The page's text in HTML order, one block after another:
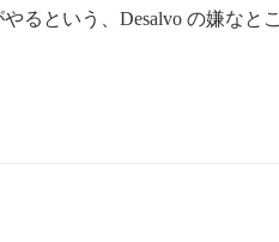
るという、Desalvo の嫌なとこ